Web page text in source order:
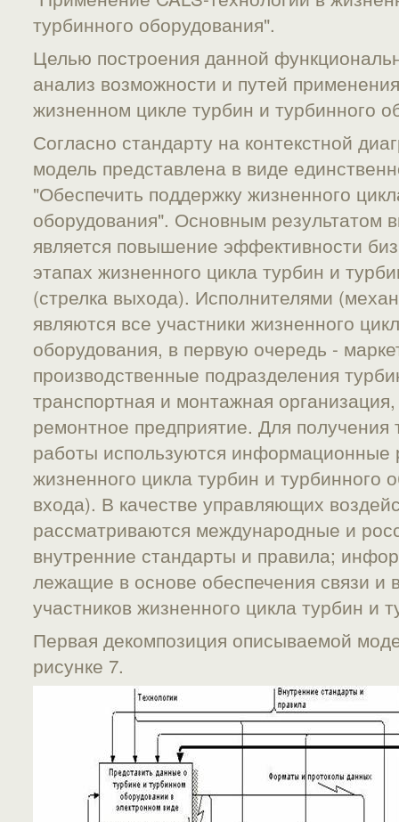
турбинного оборудования".
Целью построения данной
анализ возможности и путей
жизненном цикле турбин и турбинного
Согласно стандарту на контекстной
модель представлена в виде
"Обеспечить поддержку жизненного
оборудования". Основным результатом
является повышение эффективности
этапах жизненного цикла турбин и
(стрелка выхода). Исполнителями
являются все участники жизненного
оборудования, в первую очередь -
производственные подразделения
транспортная и монтажная
ремонтное предприятие. Для получения
работы используются информационные
жизненного цикла турбин и турбинного
входа). В качестве управляющих
рассматриваются международные и
внутренние стандарты и правила;
лежащие в основе обеспечения связи и
участников жизненного цикла турбин и
Первая декомпозиция описываемой
рисунке 7.